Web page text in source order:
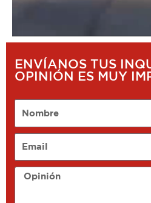
ENVÍANOS TUS
OPINIÓN ES MUY
Opinión